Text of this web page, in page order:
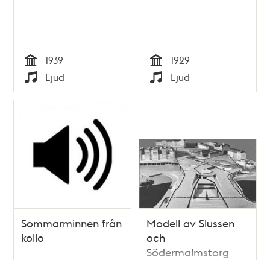
Tid
1939
Typ
Ljud Tid
1929
Typ
Ljud
Sommarminnen från
kollo
Modell av Slussen
och
Södermalmstorg